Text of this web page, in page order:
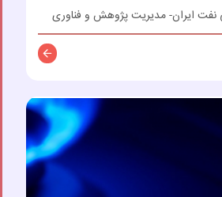
نفت ایران- مدیریت پژوهش و فناوری